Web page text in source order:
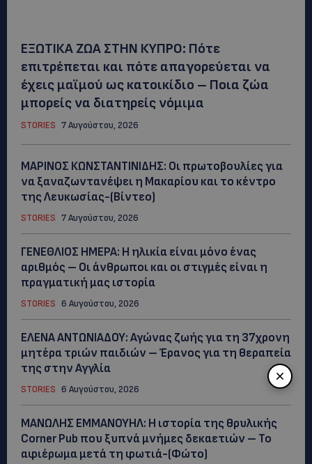
ΕΞΩΤΙΚΑ ΖΩΑ ΣΤΗΝ ΚΥΠΡΟ: Πότε
επιτρέπεται και πότε απαγορεύεται να
έχεις μαϊμού ως κατοικίδιο – Ποια ζώα
μπορείς να διατηρείς νόμιμα
STORIES 7 Αυγούστου, 2026
ΜΑΡΙΝΟΣ ΚΩΝΣΤΑΝΤΙΝΙΔΗΣ: Οι πρωτοβουλίες για
να ξαναζωντανέψει η Μακαρίου και το κέντρο
της Λευκωσίας-(Βίντεο)
STORIES 7 Αυγούστου, 2026
ΓΕΝΕΘΛΙΟΣ ΗΜΕΡΑ: Η ηλικία είναι μόνο ένας
αριθμός – Οι άνθρωποι και οι στιγμές είναι η
πραγματική μας ιστορία
STORIES 6 Αυγούστου, 2026
ΕΛΕΝΑ ΑΝΤΩΝΙΑΔΟΥ: Αγώνας ζωής για τη 37χρονη
μητέρα τριών παιδιών – Έρανος για τη θεραπεία
της στην Αγγλία
STORIES 6 Αυγούστου, 2026
ΜΑΝΩΛΗΣ ΕΜΜΑΝΟΥΗΛ: Η ιστορία της θρυλικής
Corner Pub που ξυπνά μνήμες δεκαετιών – Το
αφιέρωμα μετά τη φωτιά-(Φώτο)